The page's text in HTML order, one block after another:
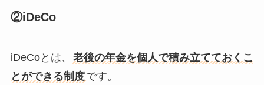
②iDeCo
iDeCoとは、
老後の年金を個人で積み立てておくこ
とができる制度です。